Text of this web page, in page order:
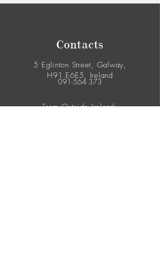
Contacts
5 Eglinton Street, Galway,
H91 E6E5, Ireland
From Outside Ireland:
091-564 373